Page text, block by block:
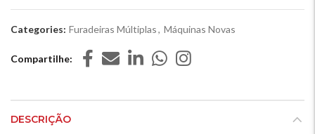
Categories: Furadeiras Múltiplas, Máquinas Novas
Compartilhe
DESCRIÇÃO